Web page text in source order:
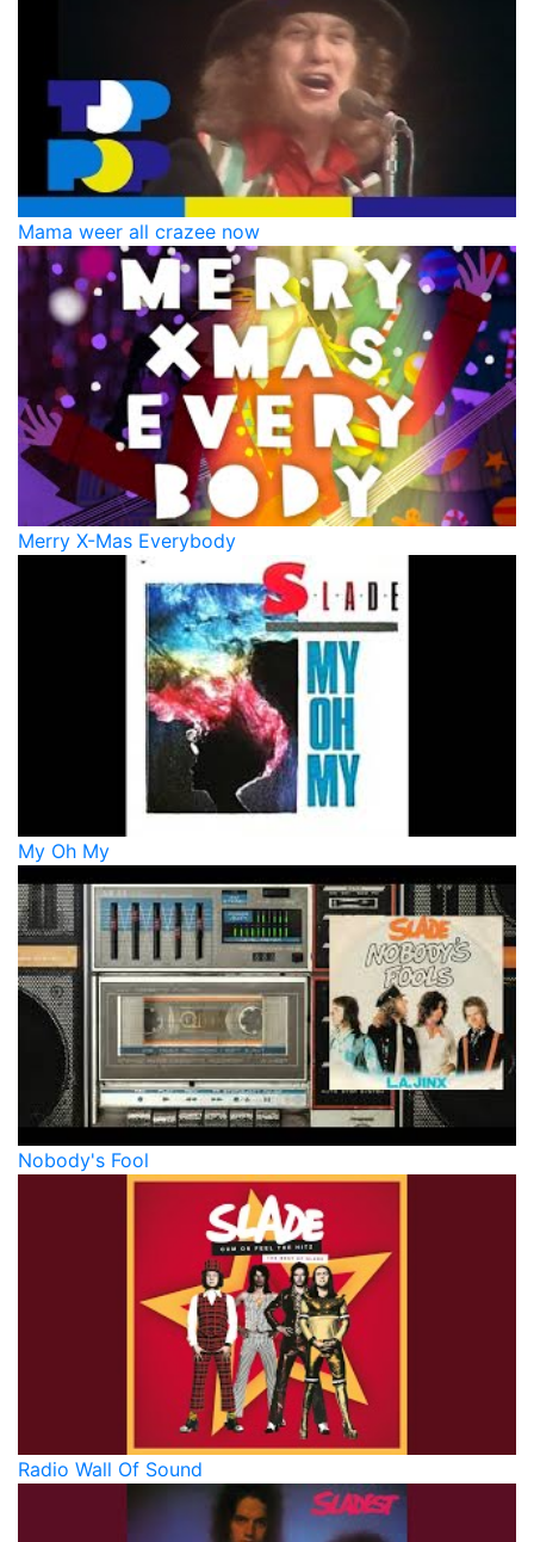
Mama weer all crazee now
Merry X-Mas Everybody
My Oh My
Nobody's Fool
Radio Wall Of Sound